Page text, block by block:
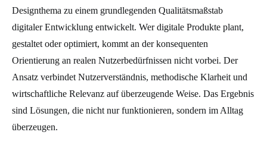
Designthema zu einem grundlegenden Qualitätsmaßstab
digitaler Entwicklung entwickelt. Wer digitale Produkte plant,
gestaltet oder optimiert, kommt an der konsequenten
Orientierung an realen Nutzerbedürfnissen nicht vorbei. Der
Ansatz verbindet Nutzerverständnis, methodische Klarheit und
wirtschaftliche Relevanz auf überzeugende Weise. Das Ergebnis
sind Lösungen, die nicht nur funktionieren, sondern im Alltag
überzeugen.